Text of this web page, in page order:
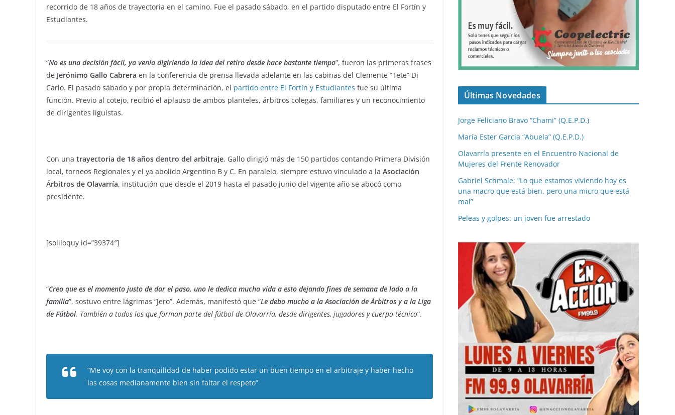
recorrido de 18 años de trayectoria en el camino. Fue el pasado sábado, en el partido disputado entre El Fortín y
Estudiantes.
“No es una decisión fácil, ya venía digiriendo la idea del retiro desde hace bastante tiempo”, fueron las primeras frases
de Jerónimo Gallo Cabrera en la conferencia de prensa llevada adelante en las cabinas del Clemente “Tete” Di
Carlo. El pasado sábado y por propia determinación, el partido entre El Fortín y Estudiantes fue su última
función. Previo al cotejo, recibió el aplauso de ambos planteles, árbitros colegas, familiares y un reconocimiento
de dirigentes liguistas.
Con una trayectoria de 18 años dentro del arbitraje, Gallo dirigió más de 150 partidos contando Primera División
local, torneos Regionales y el ya abolido Argentino B y C. En paralelo, siempre estuvo vinculado a la Asociación
Árbitros de Olavarría, institución que desde el 2019 hasta el pasado junio del vigente año se abocó como
presidente.
[soliloquy id=”39374″]
“Creo que es el momento justo de dar el paso, uno le dedica mucha vida a esto dejando fines de semana de lado a la
familia”, sostuvo entre lágrimas “Jero”. Además, manifestó que “Le debo mucho a la Asociación de Árbitros y a la Liga
de Fútbol. También a todos los que forman parte del fútbol de Olavarría, desde dirigentes, jugadores y cuerpo técnico”.
“Me voy con la tranquilidad de haber podido estar un buen tiempo en el arbitraje y haber hecho
las cosas medianamente bien sin faltar el respeto”
Últimas Novedades
Jorge Feliciano Bravo “Chami” (Q.E.P.D.)
María Ester Garcia “Abuela” (Q.E.P.D.)
Olavarría presente en el Encuentro Nacional de
Mujeres del Frente Renovador
Gabriel Schmale: “Lo que estamos viviendo hoy es
una macro que está bien, pero una micro que está
mal”
Peleas y golpes: un joven fue arrestado